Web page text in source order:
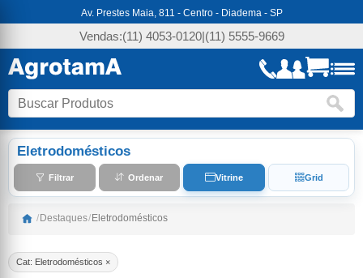
Av. Prestes Maia, 811 - Centro - Diadema - SP
Vendas:(11) 4053-0120|(11) 5555-9669
Eletrodomésticos
Filtrar Ordenar Vitrine Grid
/ Destaques/ Eletrodomésticos
Cat: Eletrodomésticos ×